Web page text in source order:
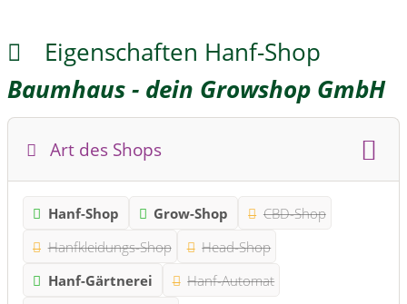
Eigenschaften Hanf-Shop
Baumhaus - dein Growshop GmbH
Art des Shops
Hanf-Shop Grow-Shop
CBD-Shop
Hanfkleidungs-Shop
Head-Shop
Hanf-Gärtnerei
Hanf-Automat